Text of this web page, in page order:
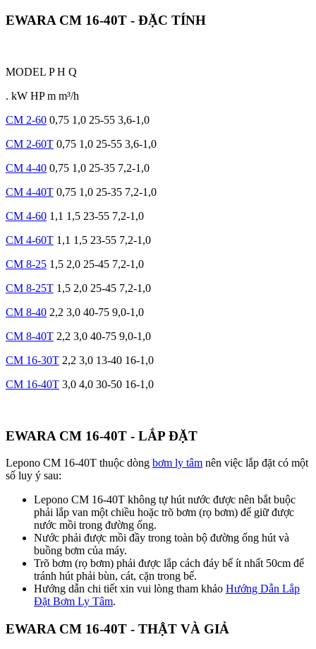
EWARA CM 16-40T - ĐẶC TÍNH
MODEL P H Q
. kW HP m m³/h
CM 2-60 0,75 1,0 25-55 3,6-1,0
CM 2-60T 0,75 1,0 25-55 3,6-1,0
CM 4-40 0,75 1,0 25-35 7,2-1,0
CM 4-40T 0,75 1,0 25-35 7,2-1,0
CM 4-60 1,1 1,5 23-55 7,2-1,0
CM 4-60T 1,1 1,5 23-55 7,2-1,0
CM 8-25 1,5 2,0 25-45 7,2-1,0
CM 8-25T 1,5 2,0 25-45 7,2-1,0
CM 8-40 2,2 3,0 40-75 9,0-1,0
CM 8-40T 2,2 3,0 40-75 9,0-1,0
CM 16-30T 2,2 3,0 13-40 16-1,0
CM 16-40T 3,0 4,0 30-50 16-1,0
EWARA CM 16-40T - LẮP ĐẶT
Lepono CM 16-40T thuộc dòng bơm ly tâm nên việc lắp đặt có một
số luy ý sau:
Lepono CM 16-40T không tự hút nước được nên bắt buộc
phải lắp van một chiều hoặc trõ bơm (rọ bơm) để giữ được
nước mồi trong đường ống.
Nước phải được mồi đầy trong toàn bộ đường ống hút và
buồng bơm của máy.
Trõ bơm (rọ bơm) phải được lắp cách đáy bể ít nhất 50cm để
tránh hút phải bùn, cát, cặn trong bể.
Hướng dẫn chi tiết xin vui lòng tham khảo Hướng Dẫn Lắp
Đặt Bơm Ly Tâm.
EWARA CM 16-40T - THẬT VÀ GIẢ